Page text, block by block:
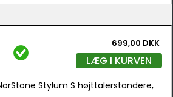
699,00 DKK
LÆG I KURVEN
Stylum S højttalerstandere,